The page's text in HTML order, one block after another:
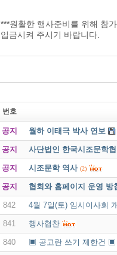
***원활한 행사준비를 위해 참
입금시켜 주시기 바랍니다.
번호
공지 월하 이태극 박사 연보
공지 사단법인 한국시조문학
공지 시조문학 역사 (2)
공지 협회와 홈페이지 운영 방
842 4월 7일(토) 임시이사회
841 행사협찬
840 ▣ 공고란 쓰기 제한건 ▣